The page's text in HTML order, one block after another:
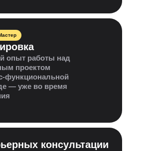
консультации
опыт работы над
проектом
функциональной
— уже во время